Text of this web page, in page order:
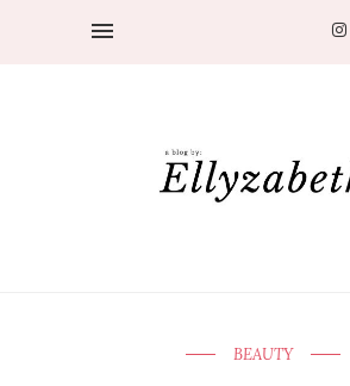
BEAUTY